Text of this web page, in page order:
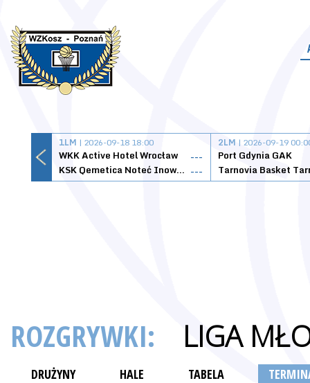
1LM | 2026-09-18 18:00
WKK Active Hotel Wrocław
---
KSK Qemetica Noteć Inowrocław ---
2LM | 2026-09-19
Port Gdynia GAK
ROZGRYWKI: LIGA
DRUŻYNY HALE TABELA